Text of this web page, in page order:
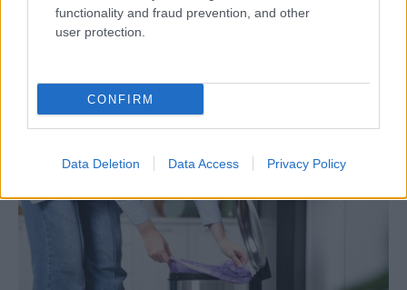
functionality and fraud prevention, and other
user protection.
CONFIRM
Data Deletion Data Access Privacy Policy
Deti už odrástli, tak si rodičia vytvorili dom
podľa seba. Majú perfektné bývanie pre
svoj život i pre vnúčatá